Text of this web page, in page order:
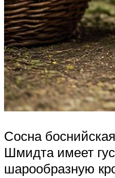
Сосна
Шмидта имеет
шарообразную